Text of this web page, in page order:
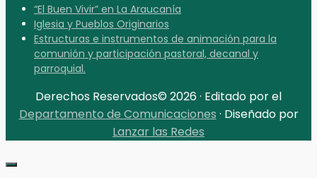
“El Buen Vivir” en La Araucanía
Iglesia y Pueblos Originarios
Estructuras e instrumentos de animación para la
comunión y participación pastoral, decanal y
parroquial.
Derechos Reservados© 2026 · Editado por el
Departamento de Comunicaciones · Diseñado por
Lanzar las Redes